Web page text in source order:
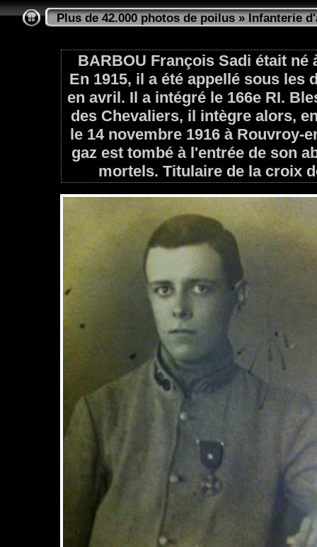
Plus de 42.000 photos de poilus»Infanterie
BARBOU François Sadi était né
En 1915, il a été appellé sous les
en avril. Il a intégré le 166e RI.
des Chevaliers, il intègre alors,
le 14 novembre 1916 à Rouvroy-
gaz est tombé à l'entrée de son
mortels. Titulaire de la croix